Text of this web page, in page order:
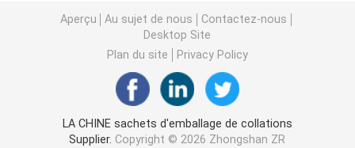
Pochettes d'emballage debout
Poches d'emballage alimentaire d'animal familier
Pochettes d'emballage en papier
Aperçu Au sujet de nous
Contactez-nous
Desktop Site
Plan du site
Privacy Policy
LA CHINE sachets d'emballage de collations
Supplier. Copyright © 2026 Zhongshan ZR